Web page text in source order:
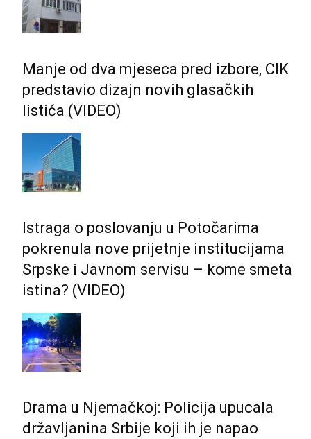
Manje od dva mjeseca pred izbore, CIK
predstavio dizajn novih glasačkih
listića (VIDEO)
Istraga o poslovanju u Potočarima
pokrenula nove prijetnje institucijama
Srpske i Јavnom servisu – kome smeta
istina? (VIDEO)
Drama u Njemačkoj: Policija upucala
državljanina Srbije koji ih je napao